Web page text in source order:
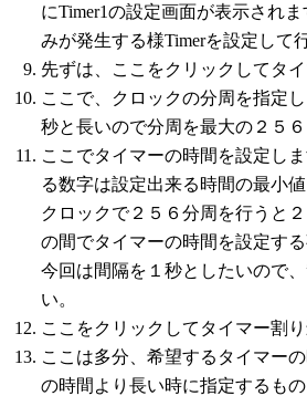
にTimer1の設定画面が表示され
みが発生する様Timerを設定して
先ずは、ここをクリックしてタ
ここで、クロックの分周を指定
秒と長いので分周を最大の２５６
ここでタイマーの時間を設定し
る数字は設定出来る時間の最小
クロックで２５６分周を行うと
の間でタイマーの時間を設定す
今回は間隔を１秒としたいので、
い。
ここをクリックしてタイマー割
ここは多分、希望するタイマー
の時間より長い時に指定するも